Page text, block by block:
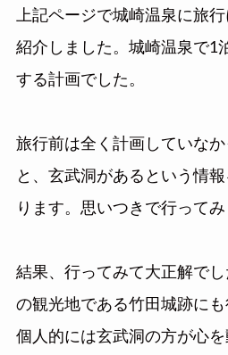
上記ページで城崎温泉に旅
紹介しました。城崎温泉で1
する計画でした。
旅行前は全く計画していな
と、玄武洞があるという情
ります。思いつきで行ってみ
結果、行ってみて大正解で
の観光地である竹田城跡にも
個人的には玄武洞の方が心